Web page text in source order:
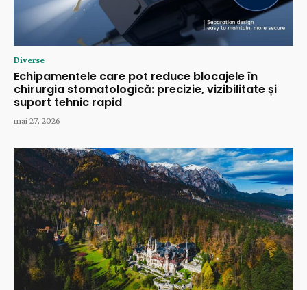
Diverse
Echipamentele care pot reduce blocajele în
chirurgia stomatologică: precizie, vizibilitate și
suport tehnic rapid
mai 27, 2026